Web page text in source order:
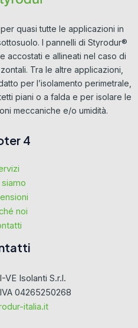
quasi tutte le applicazioni in
I pannelli di Styrodur®
accostati e allineati nel caso di
Tra le altre applicazioni,
per l’isolamento perimetrale,
piani o a falda e per isolare le
meccaniche e/o umidità.
4
siamo
noi
VE Isolanti S.r.l.
04265250268
italia.it